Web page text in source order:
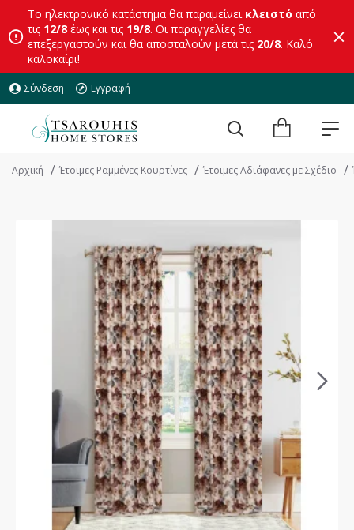
Το ηλεκτρονικό κατάστημα θα παραμείνει κλειστό από
τις 12/8 έως και τις 19/8. Οι παραγγελίες θα
επεξεργαστούν και θα αποσταλούν μετά τις 20/8. Καλό
καλοκαίρι!
Σύνδεση Εγγραφή
Αρχική Έτοιμες Ραμμένες Κουρτίνες Έτοιμες Αδιάφανες με Σχέδιο